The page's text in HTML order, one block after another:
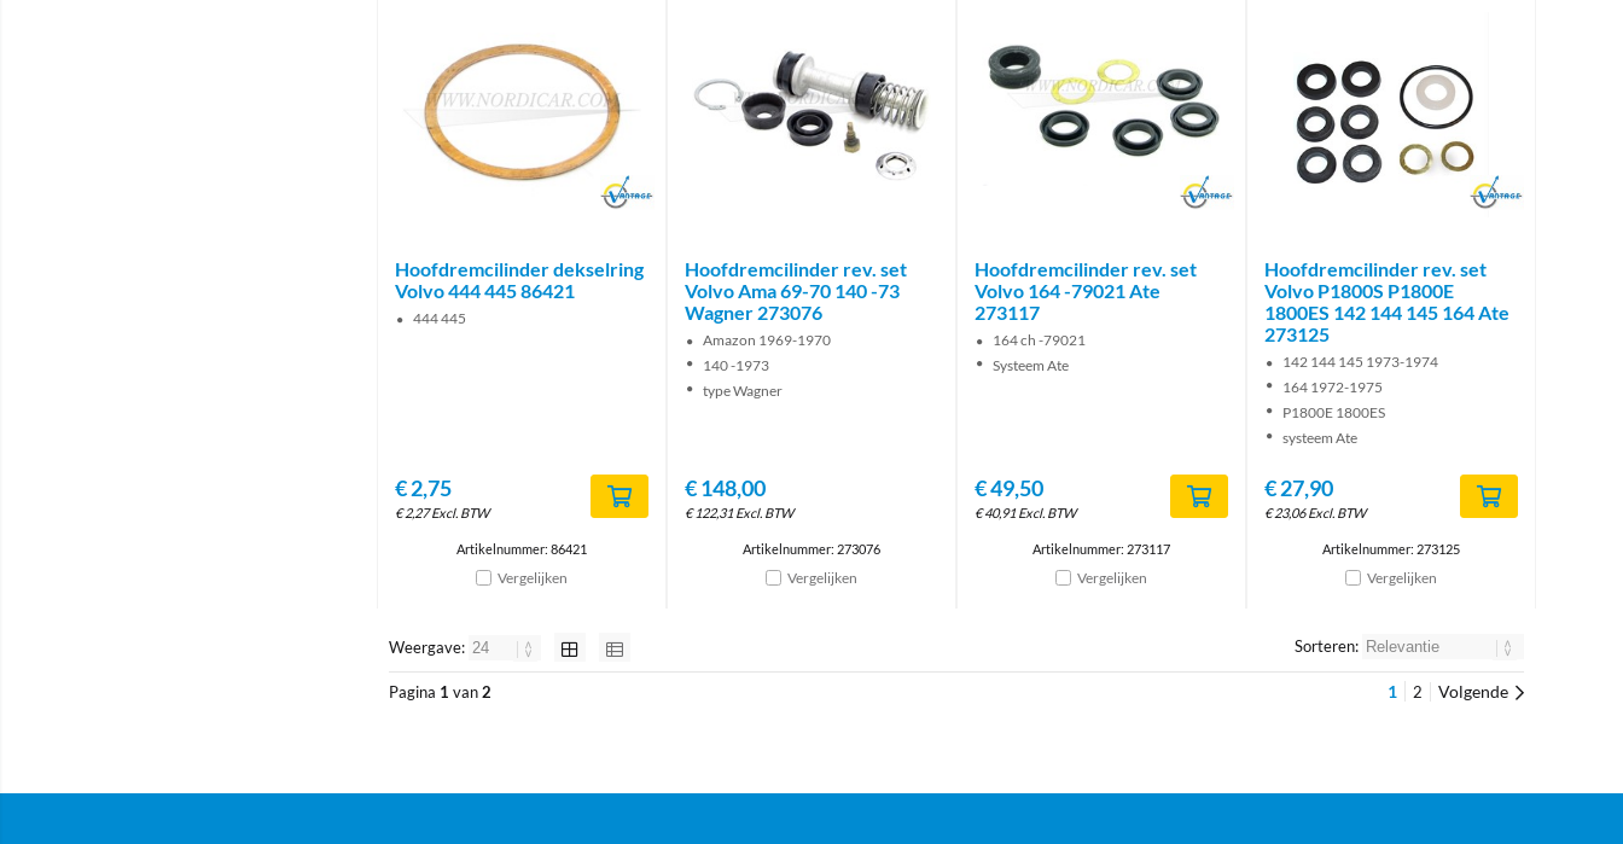
Brand
Hoofdremcilinder dekselring
Volvo 444 445 86421
444 445
€2,75
€2,27 Excl. BTW
Artikelnummer: 86421
Vergelijken
Hoofdremcilinder rev. set
Volvo Ama 69-70 140 -73
Wagner 273076
Amazon 1969-1970
140 -1973
type Wagner
€148,00
€122,31 Excl. BTW
Artikelnummer: 273076
Vergelijken
Brand
Hoofdremcilinder rev. set
Volvo 164 -79021 Ate
273117
164 ch -79021
Systeem Ate
€49,50
€40,91 Excl. BTW
Artikelnummer: 273117
Vergelijken
Brand
Hoofdremcilinder rev. set
Volvo P1800S P1800E
1800ES 142 144 145 164 Ate
273125
142 144 145 1973-1974
164 1972-1975
P1800E 1800ES
systeem Ate
€27,90
€23,06 Excl. BTW
Artikelnummer: 273125
Vergelijken
Weergave: Sorteren:
Pagina 1 van2 1 2 Volgende